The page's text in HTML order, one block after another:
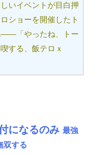
いイベントが目白押
ショーを開催したト
――「やったね、トー
する、飯テロｘ
になるのみ 最強
双する